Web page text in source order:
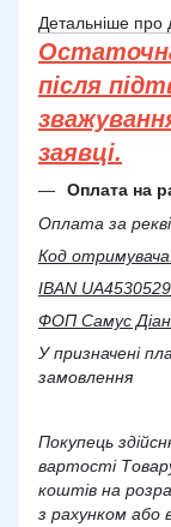
Детальніше про
після
заявці.
Оплата на
Оплата за
Код
IBAN
ФОП Самус
У призначені
замовлення
Покупець
вартості
коштів на
з рахунком